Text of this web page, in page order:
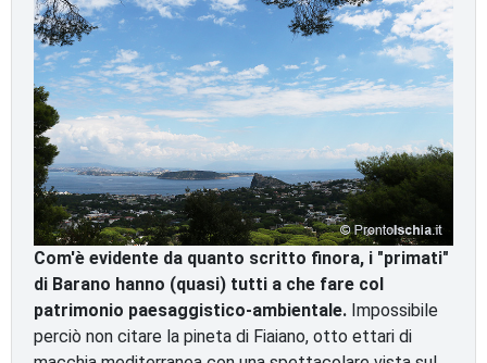
Com'è evidente da quanto scritto finora, i "primati"
di Barano hanno (quasi) tutti a che fare col
patrimonio paesaggistico-ambientale. Impossibile
perciò non citare la pineta di Fiaiano, otto ettari di